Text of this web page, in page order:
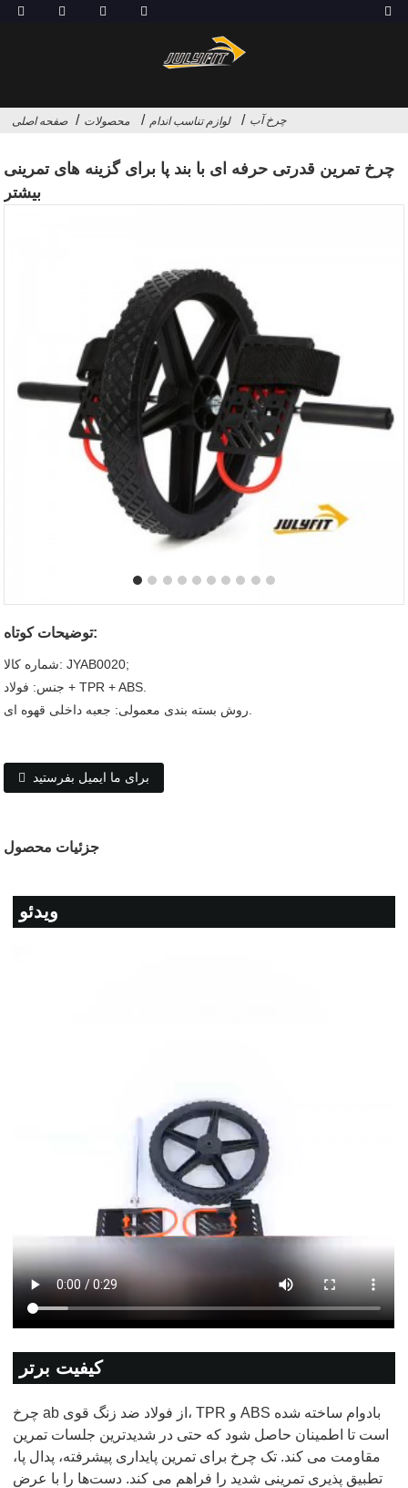
صفحه اصلی محصولات لوازم تناسب اندام چرخ آب
چرخ تمرین قدرتی حرفه ای با بند پا برای گزینه های تمرینی
بیشتر
توضیحات کوتاه:
شماره کالا: JYAB0020;
جنس: فولاد + TPR + ABS.
برای ما ایمیل بفرستید
جزئیات محصول
ویدئو
کیفیت برتر
چرخ ab از فولاد ضد زنگ قوی، TPR و ABS بادوام ساخته شده
است تا اطمینان حاصل شود که حتی در شدیدترین جلسات تمرین
مقاومت می کند. تک چرخ برای تمرین پایداری پیشرفته، پدال پا،
تطبیق پذیری تمرینی شدید را فراهم می کند. دست‌ها را با عرض